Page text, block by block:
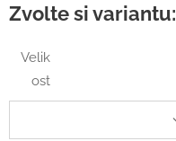
Zvolte si variantu:
Velik
ost